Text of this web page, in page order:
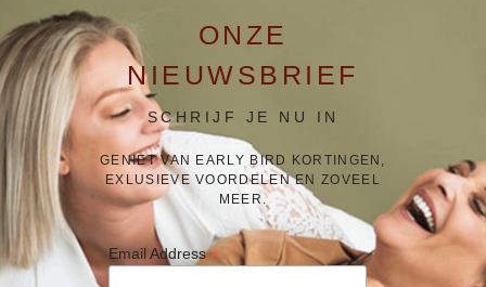
ONZE
NIEUWSBRIEF
SCHRIJF JE NU IN
GENIET VAN EARLY BIRD KORTINGEN,
EXLUSIEVE VOORDELEN EN ZOVEEL
MEER.
Email Address*